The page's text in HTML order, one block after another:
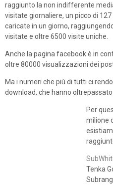
raggiunto la non indifferente
visitate giornaliere, un picco di
caricate in un giorno,
visitate e oltre 6500 visite uniche.
Anche la pagina facebook è in
oltre 80000 visualizzazioni dei
Ma i numeri che più di tutti ci
download, che hanno oltrepassato
Per
milione
Tenka